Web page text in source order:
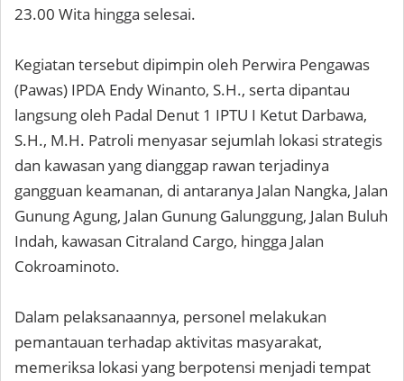
23.00 Wita hingga selesai.
Kegiatan tersebut dipimpin oleh Perwira Pengawas
(Pawas) IPDA Endy Winanto, S.H., serta dipantau
langsung oleh Padal Denut 1 IPTU I Ketut Darbawa,
S.H., M.H. Patroli menyasar sejumlah lokasi strategis
dan kawasan yang dianggap rawan terjadinya
gangguan keamanan, di antaranya Jalan Nangka, Jalan
Gunung Agung, Jalan Gunung Galunggung, Jalan Buluh
Indah, kawasan Citraland Cargo, hingga Jalan
Cokroaminoto.
Dalam pelaksanaannya, personel melakukan
pemantauan terhadap aktivitas masyarakat,
memeriksa lokasi yang berpotensi menjadi tempat